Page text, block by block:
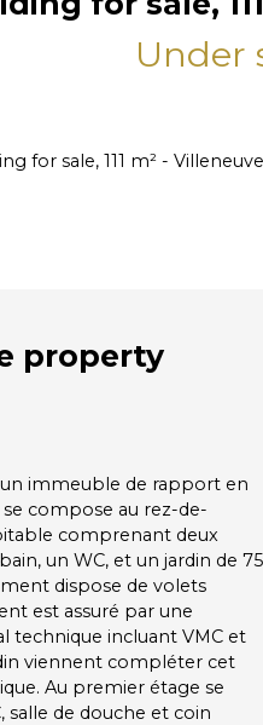
Under
for sale, 111 m² -
property
immeuble de rapport en
compose au rez-de-
comprenant deux
un WC, et un jardin de 75
dispose de volets
est assuré par une
technique incluant VMC et
viennent compléter cet
Au premier étage se
salle de douche et coin